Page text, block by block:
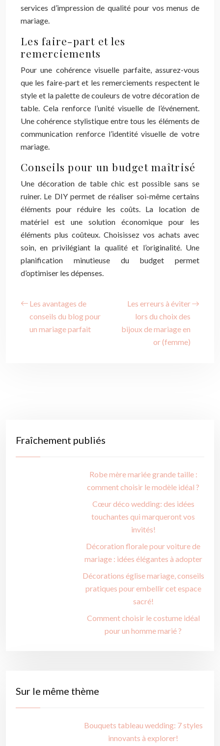
services d’impression de qualité pour vos menus de
mariage.
Les faire-part et les
remerciements
Pour une cohérence visuelle parfaite, assurez-vous
que les faire-part et les remerciements respectent le
style et la palette de couleurs de votre décoration de
table. Cela renforce l’unité visuelle de l’événement.
Une cohérence stylistique entre tous les éléments de
communication renforce l’identité visuelle de votre
mariage.
Conseils pour un budget maîtrisé
Une décoration de table chic est possible sans se
ruiner. Le DIY permet de réaliser soi-même certains
éléments pour réduire les coûts. La location de
matériel est une solution économique pour les
éléments plus coûteux. Choisissez vos achats avec
soin, en privilégiant la qualité et l’originalité. Une
planification minutieuse du budget permet
d’optimiser les dépenses.
Les avantages de
conseils du blog pour
un mariage parfait
Les erreurs à éviter
lors du choix des
bijoux de mariage en
or (femme)
Fraîchement publiés
Robe mère mariée grande taille :
comment choisir le modèle idéal ?
Cœur déco wedding: des idées
touchantes qui marqueront vos
invités!
Décoration florale pour voiture de
mariage : idées élégantes à adopter
Décorations église mariage, conseils
pratiques pour embellir cet espace
sacré!
Comment choisir le costume idéal
pour un homme marié ?
Sur le même thème
Bouquets tableau wedding: 7 styles
innovants à explorer!